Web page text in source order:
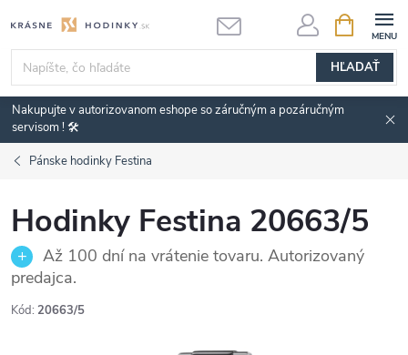
na
obsah
HĽADAŤ
KOŠÍK
Nakupujte v autorizovanom eshope so záručným a pozáručným
servisom ! 🛠️
Pánske hodinky Festina
Hodinky Festina 20663/5
Až 100 dní na vrátenie tovaru. Autorizovaný
predajca.
Kód: 20663/5